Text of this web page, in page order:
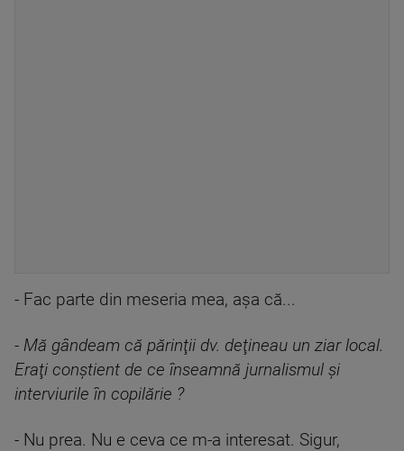
- Fac parte din meseria mea, aşa că...
- Mă gândeam că părinţii dv. deţineau un ziar local.
Eraţi conştient de ce înseamnă jurnalismul şi
interviurile în copilărie ?
- Nu prea. Nu e ceva ce m-a interesat. Sigur,